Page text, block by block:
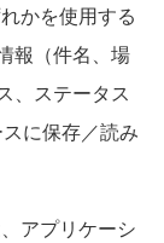
かを使用する
報（件名、場
、ステータス
に保存／読み
アプリケーシ